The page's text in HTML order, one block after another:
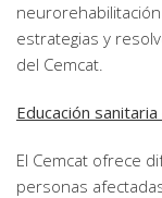
estrategias y
del Cemcat.
Educación
El Cemcat ofrece
personas